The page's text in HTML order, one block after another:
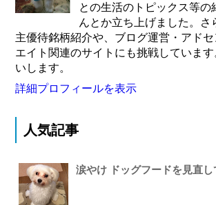
との生活のトピックス等の
んとか立ち上げました。さ
主優待銘柄紹介や、ブログ運営・アドセ
エイト関連のサイトにも挑戦していま
いします。
詳細プロフィールを表示
人気記事
涙やけ ドッグフードを見直し